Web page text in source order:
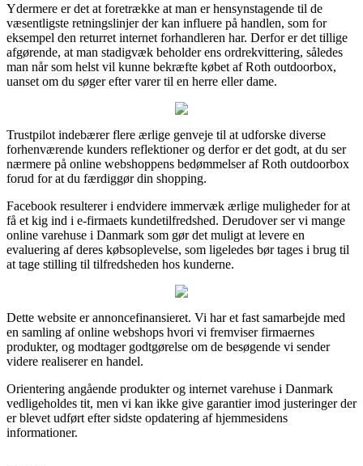
Ydermere er det at foretrække at man er hensynstagende til de
væsentligste retningslinjer der kan influere på handlen, som for
eksempel den returret internet forhandleren har. Derfor er det tillige
afgørende, at man stadigvæk beholder ens ordrekvittering, således
man når som helst vil kunne bekræfte købet af Roth outdoorbox,
uanset om du søger efter varer til en herre eller dame.
Trustpilot indebærer flere ærlige genveje til at udforske diverse
forhenværende kunders reflektioner og derfor er det godt, at du ser
nærmere på online webshoppens bedømmelser af Roth outdoorbox
forud for at du færdiggør din shopping.
Facebook resulterer i endvidere immervæk ærlige muligheder for at
få et kig ind i e-firmaets kundetilfredshed. Derudover ser vi mange
online varehuse i Danmark som gør det muligt at levere en
evaluering af deres købsoplevelse, som ligeledes bør tages i brug til
at tage stilling til tilfredsheden hos kunderne.
Dette website er annoncefinansieret. Vi har et fast samarbejde med
en samling af online webshops hvori vi fremviser firmaernes
produkter, og modtager godtgørelse om de besøgende vi sender
videre realiserer en handel.
Orientering angående produkter og internet varehuse i Danmark
vedligeholdes tit, men vi kan ikke give garantier imod justeringer der
er blevet udført efter sidste opdatering af hjemmesidens
informationer.